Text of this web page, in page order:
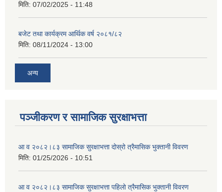
मिति: 07/02/2025 - 11:48
बजेट तथा कार्यक्रम आर्थिक वर्ष २०८१/८२
मिति: 08/11/2024 - 13:00
अन्य
पञ्जीकरण र सामाजिक सुरक्षाभत्ता
आ व २०८२।८३ सामाजिक सुरक्षाभत्ता दोस्रो त्रैमासिक भुक्तानी विवरण
मिति: 01/25/2026 - 10:51
आ व २०८२।८३ सामाजिक सुरक्षाभत्ता पहिलो त्रैमासिक भुक्तानी विवरण